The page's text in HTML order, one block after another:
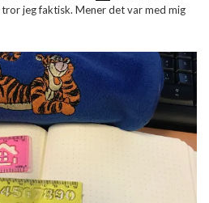
jeg faktisk. Mener det var med mig